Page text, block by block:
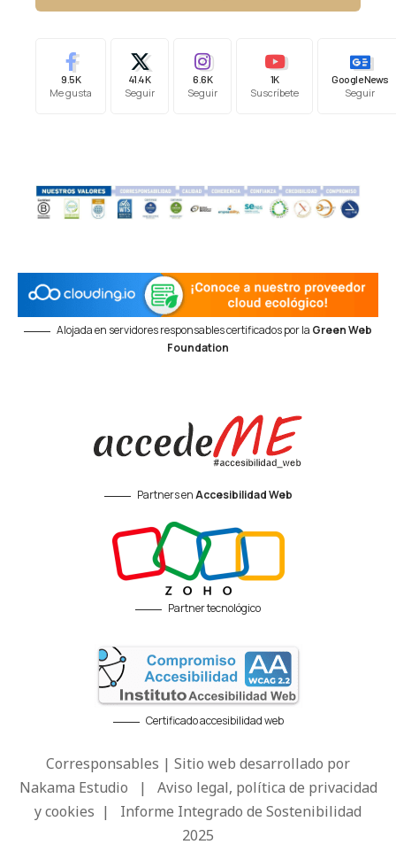
9.5K
Me gusta
41.4K
Seguir
6.6K
Seguir
1K
Suscríbete
Google News
Seguir
Alojada en servidores responsables certificados por la Green Web
Foundation
Partners enAccesibilidad Web
Partner tecnológico
Certificado accesibilidad web
Corresponsables | Sitio web desarrollado por
Nakama Estudio | Aviso legal, política de privacidad
y cookies | Informe Integrado de Sostenibilidad
2025